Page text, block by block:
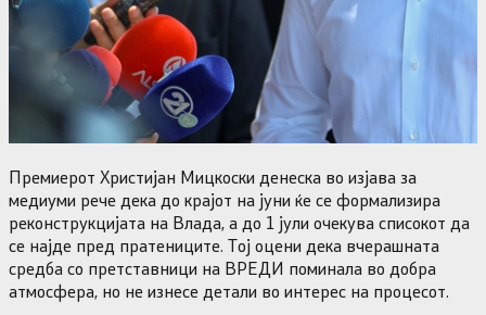
Премиерот Христијан Мицкоски денеска во изјава за
медиуми рече дека до крајот на јуни ќе се формализира
реконструкцијата на Влада, а до 1 јули очекува списокот да
се најде пред пратениците. Тој оцени дека вчерашната
средба со претставници на ВРЕДИ поминала во добра
атмосфера, но не изнесе детали во интерес на процесот.